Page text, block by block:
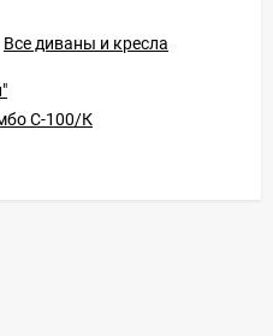
Все диваны и кресла
С-100/К